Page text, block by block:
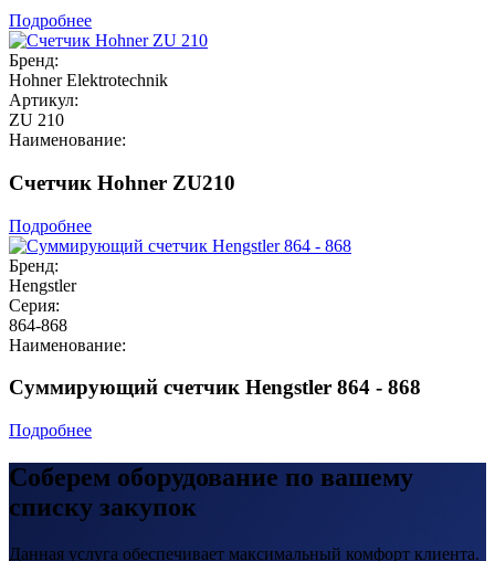
Подробнее
Бренд:
Hohner Elektrotechnik
Артикул:
ZU 210
Наименование:
Счетчик Hohner ZU210
Подробнее
Бренд:
Hengstler
Серия:
864-868
Наименование:
Суммирующий счетчик Hengstler 864 - 868
Подробнее
Соберем оборудование по вашему
списку закупок
Данная услуга обеспечивает максимальный комфорт клиента.